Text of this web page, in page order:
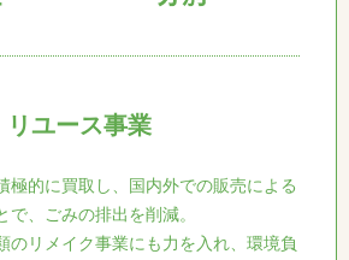
リユース事業
極的に買取し、国内外での販売による
で、ごみの排出を削減。
のリメイク事業にも力を入れ、環境負